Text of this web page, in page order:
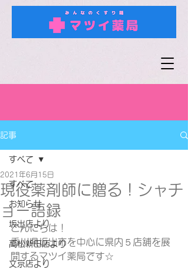
記事
すべて
お知らせ
坂出店より
高松新田店より
文京店より
すべて
現役薬剤師に贈る！シャチ
ョー語録
2021年6月15日
こんにちは！
香川県坂出市を中心に県内５店舗を展
開するマツイ薬局です☆